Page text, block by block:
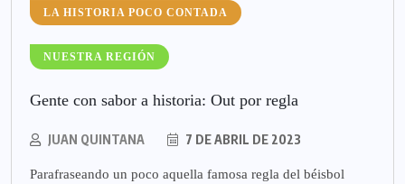
LA HISTORIA POCO CONTADA
NUESTRA REGIÓN
Gente con sabor a historia: Out por regla
JUAN QUINTANA 7 DE ABRIL DE 2023
Parafraseando un poco aquella famosa regla del béisbol